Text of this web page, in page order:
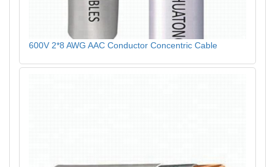
600V 2*8 AWG AAC Conductor Concentric Cable